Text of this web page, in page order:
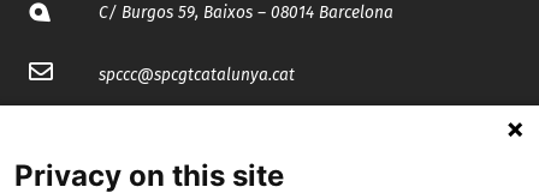
C/ Burgos 59, Baixos – 08014 Barcelona
spccc@spcgtcatalunya.cat
Privacy on this site